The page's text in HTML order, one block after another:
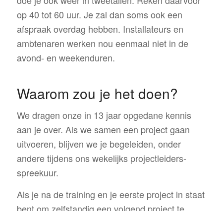
op 40 tot 60 uur. Je zal dan soms ook een
afspraak overdag hebben. Installateurs en
ambtenaren werken nou eenmaal niet in de
avond- en weekenduren.
Waarom zou je het doen?
We dragen onze in 13 jaar opgedane kennis
aan je over. Als we samen een project gaan
uitvoeren, blijven we je begeleiden, onder
andere tijdens ons wekelijks projectleiders-
spreekuur.
Als je na de training en je eerste project in staat